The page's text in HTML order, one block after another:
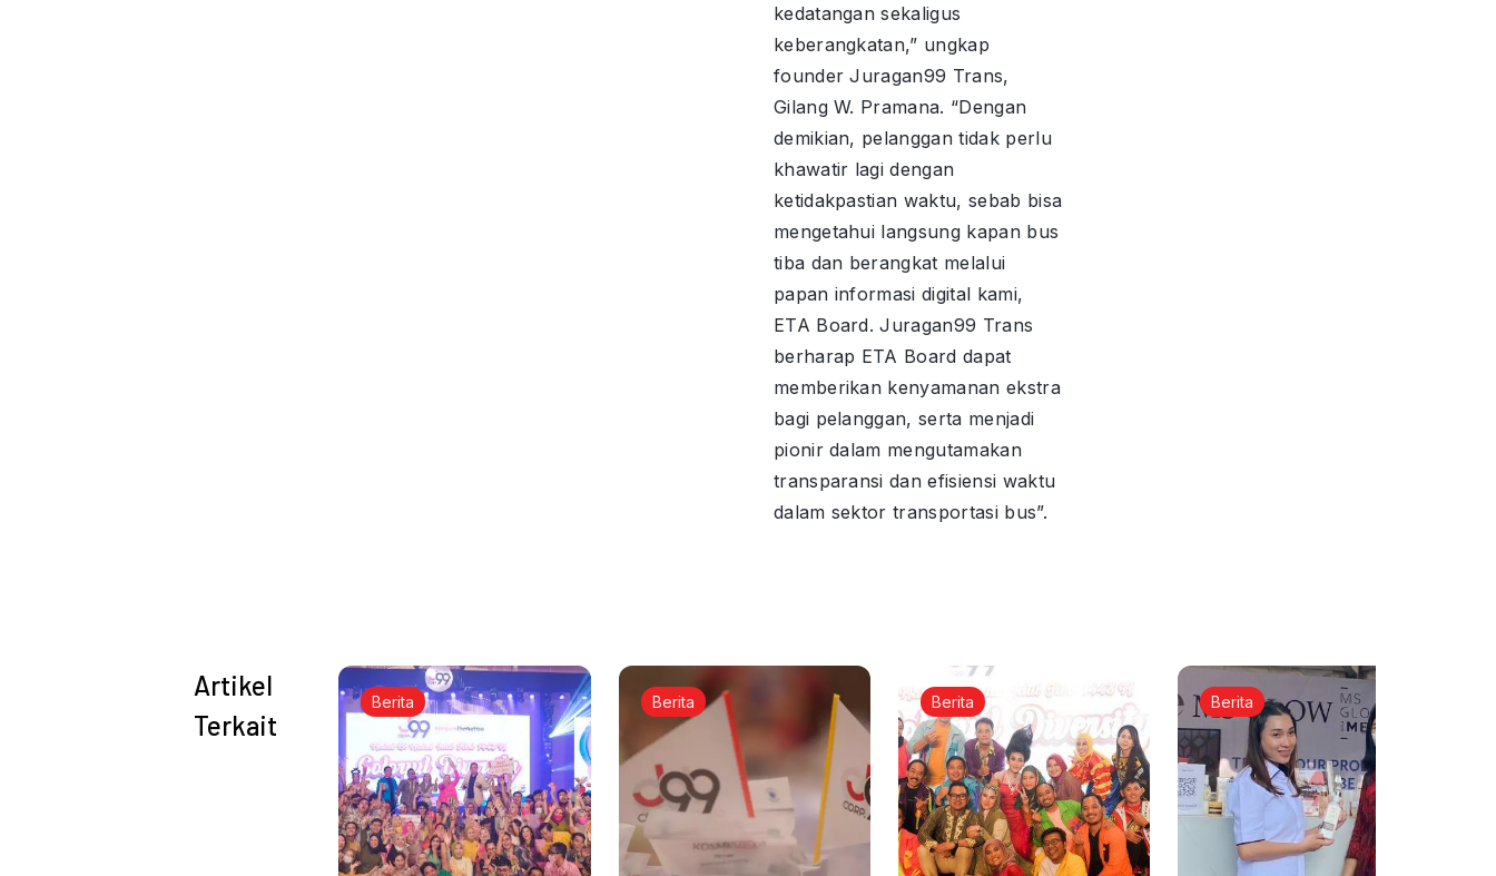
kedatangan sekaligus
keberangkatan,” ungkap
founder Juragan99 Trans,
Gilang W. Pramana. “Dengan
demikian, pelanggan tidak perlu
khawatir lagi dengan
ketidakpastian waktu, sebab bisa
mengetahui langsung kapan bus
tiba dan berangkat melalui
papan informasi digital kami,
ETA Board. Juragan99 Trans
berharap ETA Board dapat
memberikan kenyamanan ekstra
bagi pelanggan, serta menjadi
pionir dalam mengutamakan
transparansi dan efisiensi waktu
dalam sektor transportasi bus”.
Artikel
Terkait
Berita Berita Berita Berita